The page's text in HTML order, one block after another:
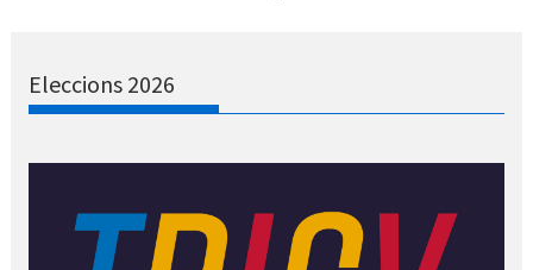
Eleccions 2026